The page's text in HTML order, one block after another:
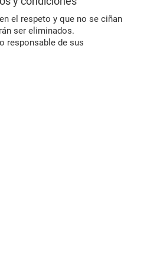
el respeto y que no se ciñan
ser eliminados.
responsable de sus